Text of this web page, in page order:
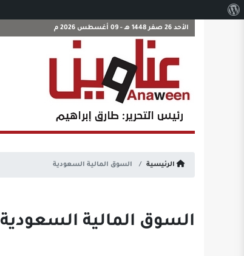
الأحد 26 صفر 1448 هـ - 09 أغسطس 2026 م
الرئيسية السوق المالية السعودية
السوق المالية السعودية